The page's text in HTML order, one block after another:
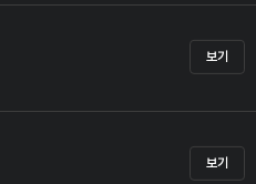
보기
보기